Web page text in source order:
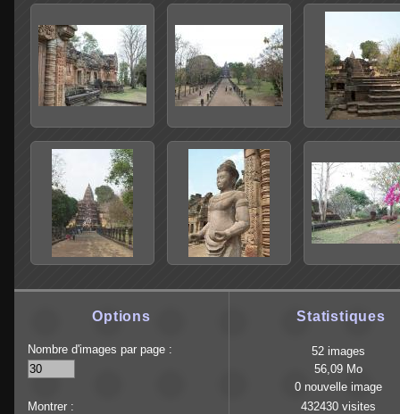
Options
Nombre d'images par page :
Montrer :
Statistiques
52 images
56,09 Mo
0 nouvelle image
432430 visites